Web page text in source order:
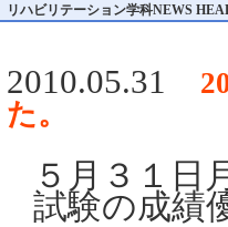
リハビリテーション学科NEWS
2010.05.31
た。
５月３１日
試験の成績